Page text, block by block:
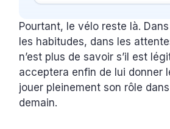
Pourtant, le vélo reste là.
les habitudes, dans les
n’est plus de savoir s’il est
acceptera enfin de lui donner
jouer pleinement son rôle
demain.